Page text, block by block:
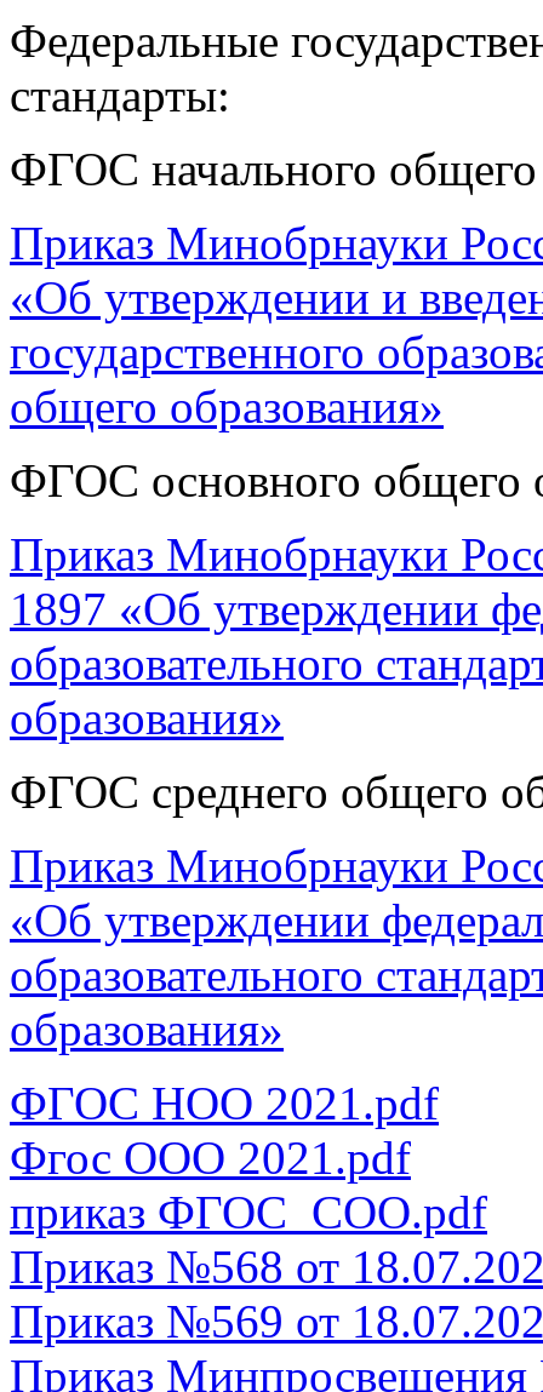
Федеральные
стандарты:
ФГОС начального общего
Приказ Минобрнауки
«Об утверждении и
государственного
общего образования»
ФГОС основного общего
Приказ Минобрнауки
1897 «Об утверждении
образовательного
образования»
ФГОС среднего общего
Приказ Минобрнауки
«Об утверждении
образовательного
образования»
ФГОС НОО 2021.pdf
Фгос ООО 2021.pdf
приказ ФГОС_СОО.pdf
Приказ №568 от
Приказ №569 от
Приказ